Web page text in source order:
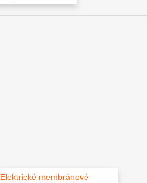
Elektrické membránové